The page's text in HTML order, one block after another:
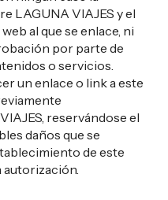
LAGUNA VIAJES y el
al que se enlace, ni
por parte de
o servicios.
un enlace o link a este
reservándose el
daños que se
de este
autorización.